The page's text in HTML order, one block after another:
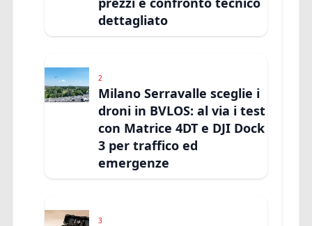
dettagliato
2
Milano Serravalle sceglie i
droni in BVLOS: al via i test
con Matrice 4DT e DJI Dock
3 per traffico ed
emergenze
3